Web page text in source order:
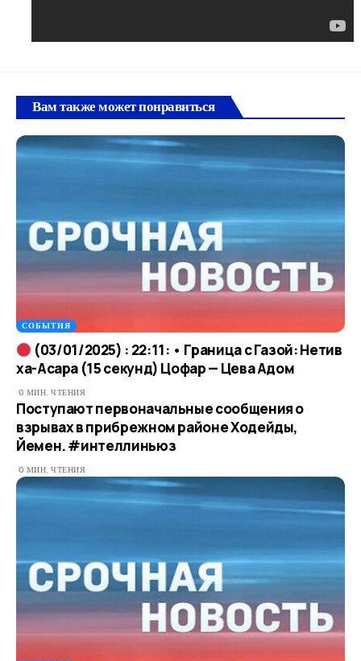
Вам также может понравиться
СОБЫТИЯ
(03/01/2025) : 22:11: • Граница с Газой: Нетив
ха-Асара (15 секунд) Цофар — Цева Адом
0 МИН. ЧТЕНИЯ
Поступают первоначальные сообщения о
взрывах в прибрежном районе Ходейды,
Йемен. #интеллиньюз
0 МИН. ЧТЕНИЯ